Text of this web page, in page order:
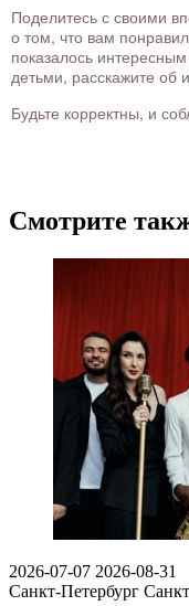
Поделитесь с своими
о том, что вам
показалось
детьми, расскажите об
Будьте корректны, и
Смотрите
2026-07-07 2026-08-31
Санкт-Петербург